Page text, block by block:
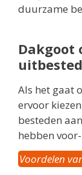
duurzame
Dakgoot
Als het gaat
ervoor
besteden
hebben
Voordelen